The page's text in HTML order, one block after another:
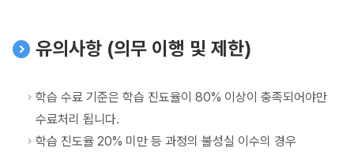
유의사항 (의무 이행 및 제한)
학습 수료 기준은 학습 진됴율이 80% 이상이 충족되어야만
수료처리 됩니다.
학습 진도율 20% 미만 등 과정의 불성실 이수의 경우